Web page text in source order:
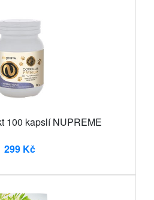
100 kapslí NUPREME
299 Kč